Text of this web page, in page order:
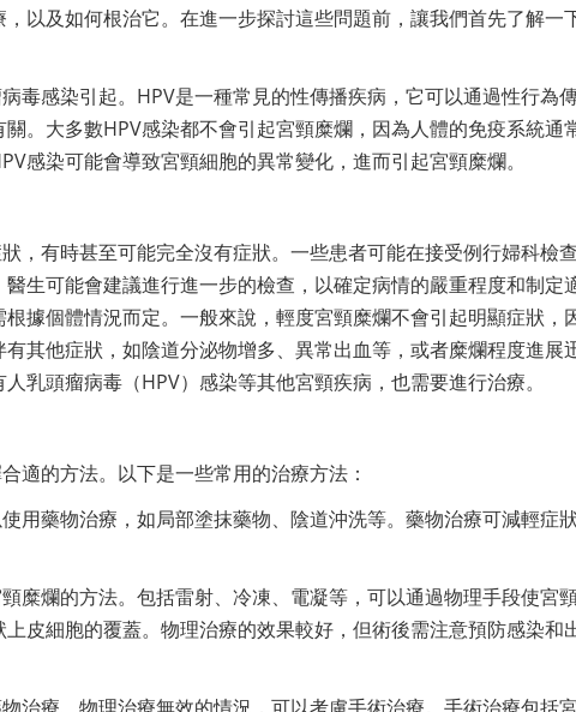
以及如何根治它。在進一步探討這些問題前，讓我們首先了解一
毒感染引起。HPV是一種常見的性傳播疾病，它可以通過性行為
。大多數HPV感染都不會引起宮頸糜爛，因為人體的免疫系統通
感染可能會導致宮頸細胞的異常變化，進而引起宮頸糜爛。
，有時甚至可能完全沒有症狀。一些患者可能在接受例行婦科檢
生可能會建議進行進一步的檢查，以確定病情的嚴重程度和制定
據個體情況而定。一般來說，輕度宮頸糜爛不會引起明顯症狀，
其他症狀，如陰道分泌物增多、異常出血等，或者糜爛程度進展
乳頭瘤病毒（HPV）感染等其他宮頸疾病，也需要進行治療。
適的方法。以下是一些常用的治療方法：
用藥物治療，如局部塗抹藥物、陰道沖洗等。藥物治療可減輕症
糜爛的方法。包括雷射、冷凍、電凝等，可以通過物理手段使宮
皮細胞的覆蓋。物理治療的效果較好，但術後需注意預防感染和